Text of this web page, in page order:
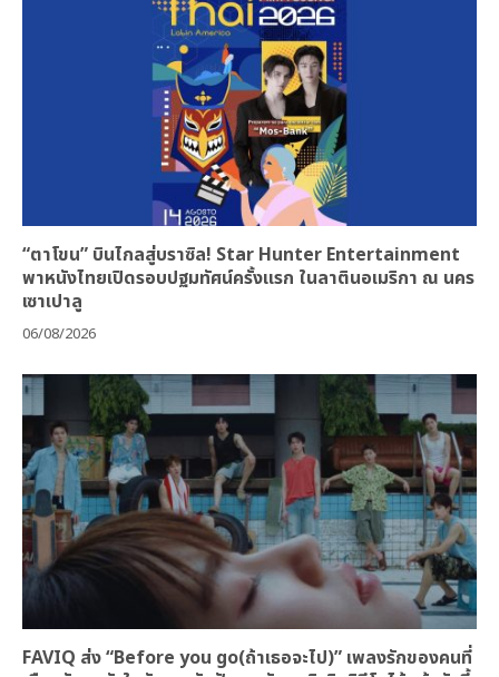
“ตาโขน” บินไกลสู่บราซิล! Star Hunter Entertainment
พาหนังไทยเปิดรอบปฐมทัศน์ครั้งแรก ในลาตินอเมริกา ณ นคร
เซาเปาลู
06/08/2026
FAVIQ ส่ง “Before you go(ถ้าเธอจะไป)” เพลงรักของคนที่